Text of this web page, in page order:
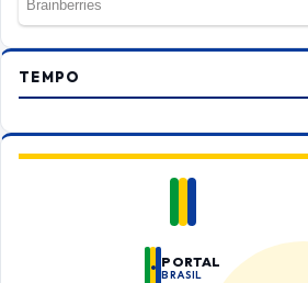
TEMPO
PORTAL
BRASIL